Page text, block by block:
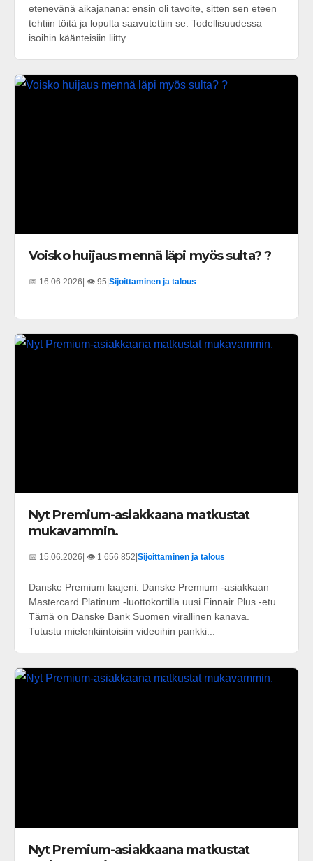
etenevänä aikajanana: ensin oli tavoite, sitten sen eteen
tehtiin töitä ja lopulta saavutettiin se. Todellisuudessa
isoihin käänteisiin liitty...
Voisko huijaus mennä läpi myös sulta? ?
📅 16.06.2026 | 👁️ 95 Sijoittaminen ja talous
Nyt Premium-asiakkaana matkustat
mukavammin.
📅 15.06.2026 | 👁️ 1 656 852 Sijoittaminen ja talous
Danske Premium laajeni. Danske Premium -asiakkaan
Mastercard Platinum -luottokortilla uusi Finnair Plus -etu.
Tämä on Danske Bank Suomen virallinen kanava.
Tutustu mielenkiintoisiin videoihin pankki...
Nyt Premium-asiakkaana matkustat